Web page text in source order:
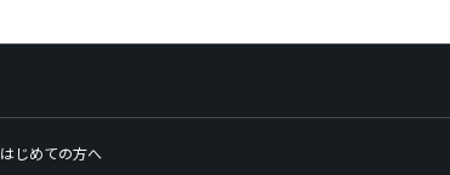
はじめての方へ